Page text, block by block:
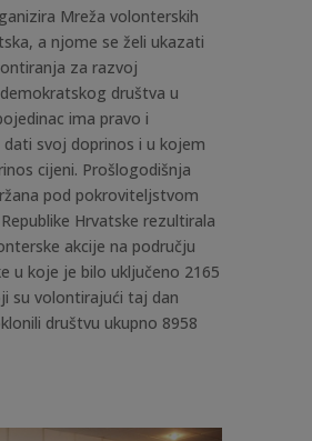
Mreža volonterskih
a njome se želi ukazati
za razvoj
društva u
ima pravo i
svoj doprinos i u kojem
cijeni. Prošlogodišnja
pod pokroviteljstvom
Hrvatske rezultirala
akcije na području
u koje je bilo uključeno 2165
su volontirajući taj dan
društvu ukupno 8958